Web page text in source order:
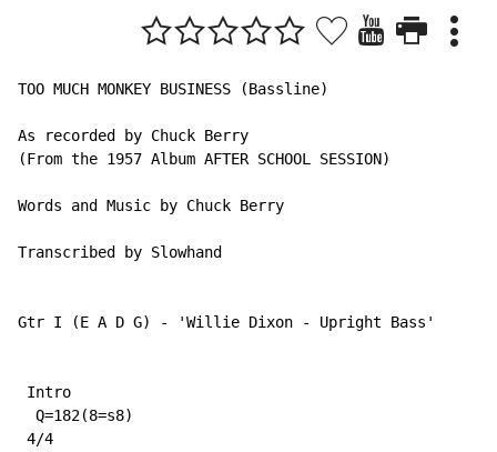
TOO MUCH MONKEY BUSINESS (Bassline)
As recorded by Chuck Berry
(From the 1957 Album AFTER SCHOOL SESSION)
Words and Music by Chuck Berry
Transcribed by Slowhand
Gtr I (E A D G) - 'Willie Dixon - Upright Bass'
Intro
  Q=182(8=s8)
4/4